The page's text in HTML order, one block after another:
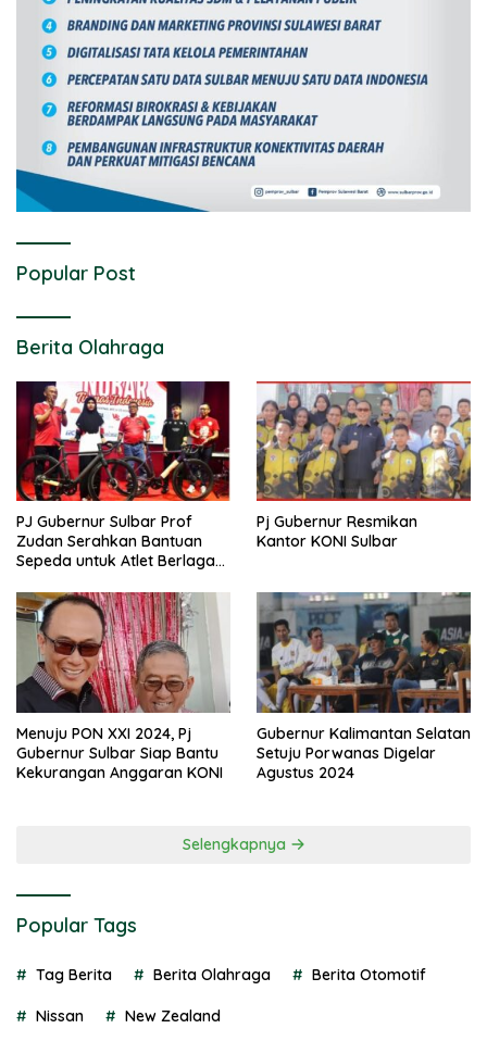
Popular Post
Berita Olahraga
PJ Gubernur Sulbar Prof
Zudan Serahkan Bantuan
Sepeda untuk Atlet Berlaga
Pj Gubernur Resmikan
Kantor KONI Sulbar
Menuju PON XXI 2024, Pj
Gubernur Sulbar Siap Bantu
Kekurangan Anggaran KONI
Gubernur Kalimantan Selatan
Setuju Porwanas Digelar
Agustus 2024
Selengkapnya
Popular Tags
Tag Berita Berita Olahraga Berita Otomotif
Nissan New Zealand